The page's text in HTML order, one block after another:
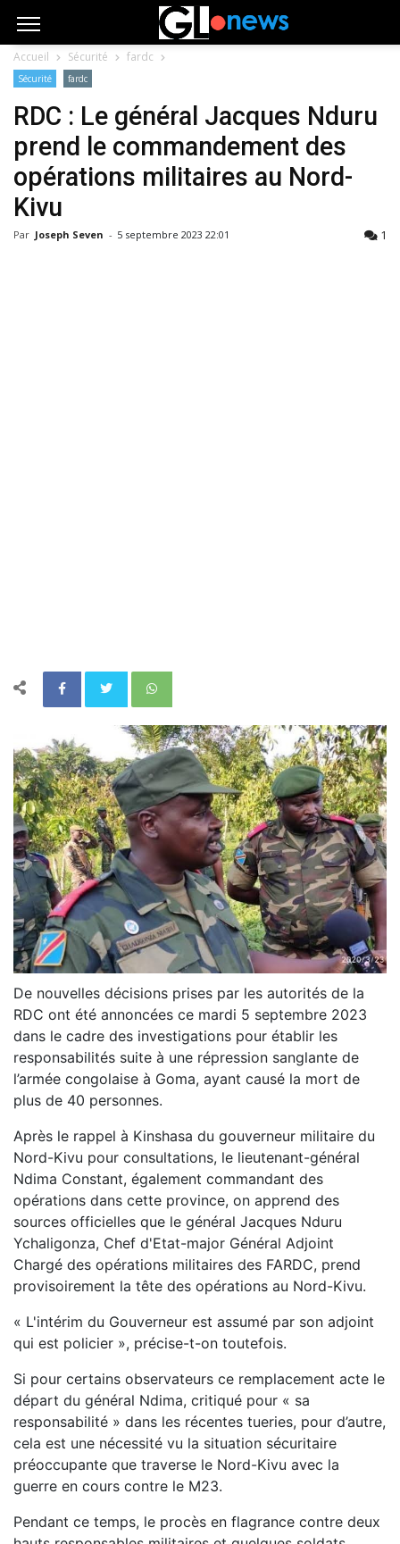
Accueil Sécurité fardc
Sécurité fardc
RDC : Le général Jacques Nduru
prend le commandement des
opérations militaires au Nord-
Kivu
Par Joseph Seven - 5 septembre 2023 22:01 1
De nouvelles décisions prises par les autorités de la
RDC ont été annoncées ce mardi 5 septembre 2023
dans le cadre des investigations pour établir les
responsabilités suite à une répression sanglante de
l’armée congolaise à Goma, ayant causé la mort de
plus de 40 personnes.
Après le rappel à Kinshasa du gouverneur militaire du
Nord-Kivu pour consultations, le lieutenant-général
Ndima Constant, également commandant des
opérations dans cette province, on apprend des
sources officielles que le général Jacques Nduru
Ychaligonza, Chef d'Etat-major Général Adjoint
Chargé des opérations militaires des FARDC, prend
provisoirement la tête des opérations au Nord-Kivu.
« L'intérim du Gouverneur est assumé par son adjoint
qui est policier », précise-t-on toutefois.
Si pour certains observateurs ce remplacement acte le
départ du général Ndima, critiqué pour « sa
responsabilité » dans les récentes tueries, pour d’autre,
cela est une nécessité vu la situation sécuritaire
préoccupante que traverse le Nord-Kivu avec la
guerre en cours contre le M23.
Pendant ce temps, le procès en flagrance contre deux